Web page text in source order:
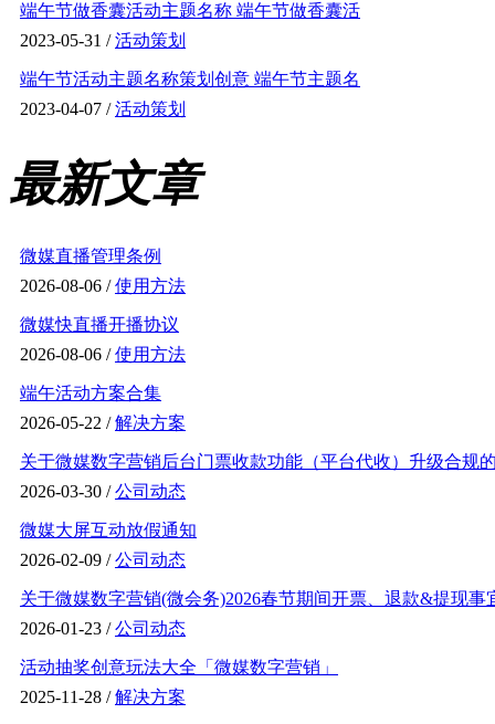
端午节做香囊活动主题名称 端午节做香囊活
2023-05-31 /活动策划
端午节活动主题名称策划创意 端午节主题名
2023-04-07 /活动策划
最新文章
微媒直播管理条例
2026-08-06 /使用方法
微媒快直播开播协议
2026-08-06 /使用方法
端午活动方案合集
2026-05-22 /解决方案
关于微媒数字营销后台门票收款功能（平台代收）升级合规
2026-03-30 /公司动态
微媒大屏互动放假通知
2026-02-09 /公司动态
关于微媒数字营销(微会务)2026春节期间开票、退款&提现事
2026-01-23 /公司动态
活动抽奖创意玩法大全「微媒数字营销」
2025-11-28 /解决方案